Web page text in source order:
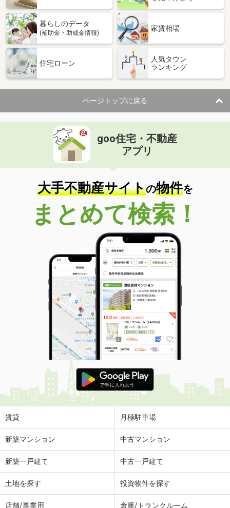
暮らしのデータ
(補助金・助成金情報)
家賃相場
住宅ローン
人気タウン
ランキング
ページトップに戻る
goo住宅・不動産
アプリ
大手不動産サイトの物件を
まとめて検索！
賃貸 月極駐車場
新築マンション 中古マンション
新築一戸建て 中古一戸建て
土地を探す 投資物件を探す
店舗/事業用 倉庫/トランクルーム